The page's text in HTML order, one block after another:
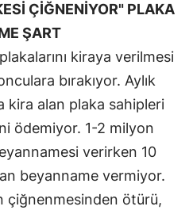
ÇİĞNENİYOR" PLAKA
ŞART
kiraya verilmesi
bırakıyor. Aylık
alan plaka sahipleri
ödemiyor. 1-2 milyon
verirken 10
beyanname vermiyor.
çiğnenmesinden ötürü,